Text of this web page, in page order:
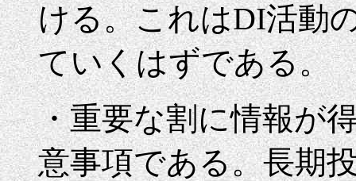
ける。これはDI活動
ていくはずである。
・重要な割に情報が
意事項である。長期